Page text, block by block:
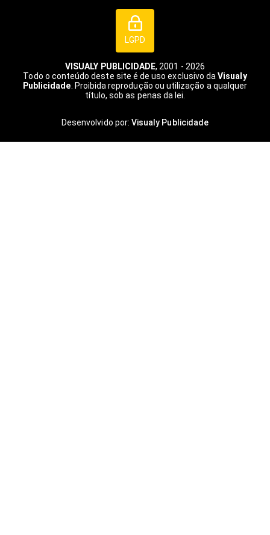
LGPD
VISUALY PUBLICIDADE, 2001 - 2026
Todo o conteúdo deste site é de uso exclusivo daVisualy
Publicidade. Proibida reprodução ou utilização a qualquer
título, sob as penas da lei.
Desenvolvido por: Visualy Publicidade